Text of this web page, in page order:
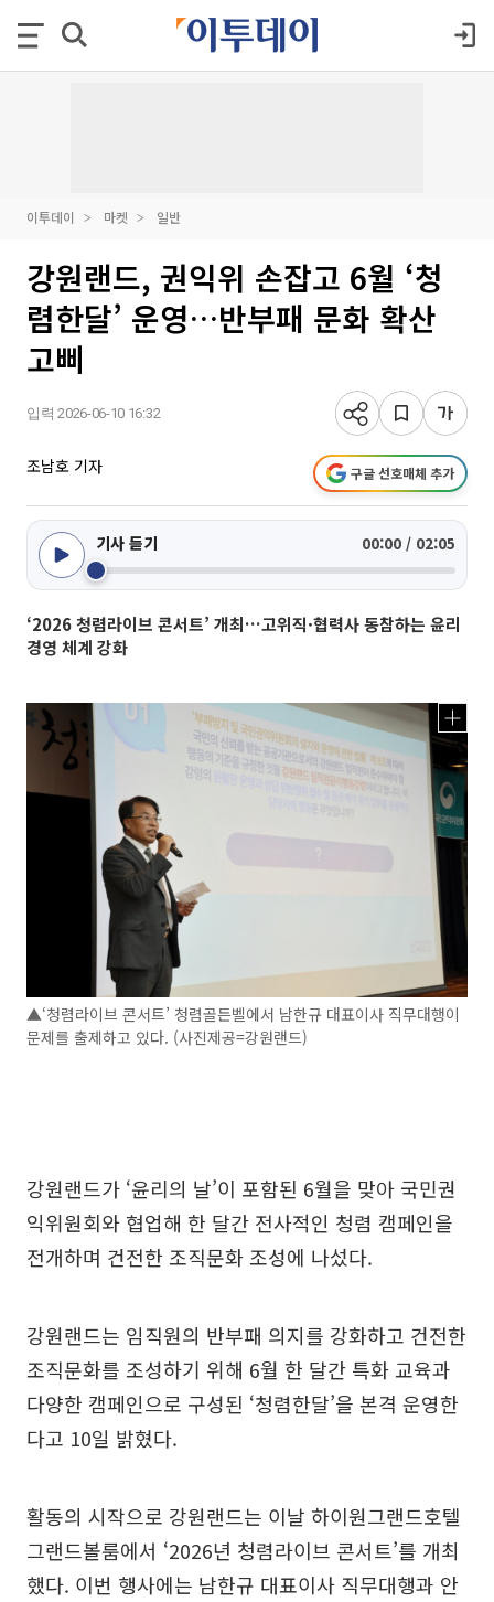
이투데이 마켓 일반
강원랜드, 권익위 손잡고 6월 ‘청
렴한달’ 운영…반부패 문화 확산
고삐
입력 2026-06-10 16:32
조남호 기자 구글 선호매체 추가
기사 듣기 00:00 / 02:05
‘2026 청렴라이브 콘서트’ 개최…고위직·협력사 동참하는 윤리
경영 체계 강화
▲‘청렴라이브 콘서트’ 청렴골든벨에서 남한규 대표이사 직무대행이
문제를 출제하고 있다. (사진제공=강원랜드)
강원랜드가 ‘윤리의 날’이 포함된 6월을 맞아 국민권
익위원회와 협업해 한 달간 전사적인 청렴 캠페인을
전개하며 건전한 조직문화 조성에 나섰다.
강원랜드는 임직원의 반부패 의지를 강화하고 건전한
조직문화를 조성하기 위해 6월 한 달간 특화 교육과
다양한 캠페인으로 구성된 ‘청렴한달’을 본격 운영한
다고 10일 밝혔다.
활동의 시작으로 강원랜드는 이날 하이원그랜드호텔
그랜드볼룸에서 ‘2026년 청렴라이브 콘서트’를 개최
했다. 이번 행사에는 남한규 대표이사 직무대행과 안